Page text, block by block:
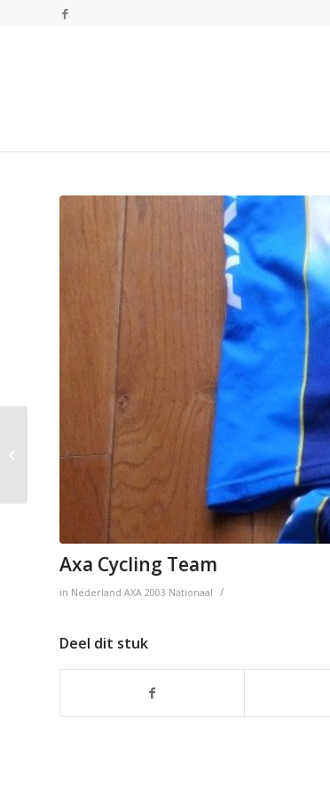
Axa Cycling Team
in Nederland AXA 2003 Nationaal /
Deel dit stuk
AVP – Viditel – de Vries